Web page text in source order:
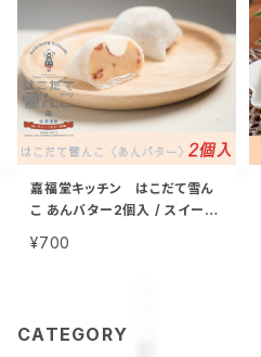
嘉福堂キッチン はこだて雪ん
こ あんバター2個入 / スイート
手作り スイーツ 取り寄せ 人気
¥700
CATEGORY